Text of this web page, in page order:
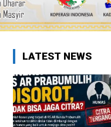
LATEST NEWS